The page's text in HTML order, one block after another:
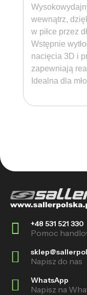
wewnątrz,
w piłce przez
Wstępnie
nacięcia 3D i
zapewniają
Idealna dla
+48 531 521 330
Pomoc
Napisz do nas
WhatsApp
Napisz na